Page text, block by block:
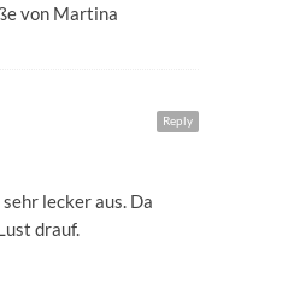
von Martina
Reply
lecker aus. Da
drauf.